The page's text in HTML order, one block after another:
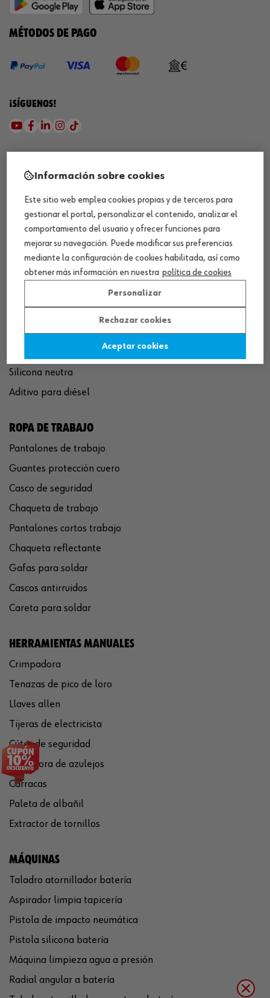
MÉTODOS DE PAGO
¡SÍGUENOS!
QUÍMICOS
Limpiador de frenos
Eliminador de óxido
Pegamento rápido
Limpiador de motor
Silicona neutra
Aditivo para diésel
ROPA DE TRABAJO
Pantalones de trabajo
Guantes protección cuero
Casco de seguridad
Chaqueta de trabajo
Pantalones cortos trabajo
Chaqueta reflectante
Gafas para soldar
Cascos antirruidos
Careta para soldar
HERRAMIENTAS MANUALES
Crimpadora
Tenazas de pico de loro
Llaves allen
Tijeras de electricista
Cúter de seguridad
Cortadora de azulejos
Carracas
Paleta de albañil
Extractor de tornillos
MÁQUINAS
Taladro atornillador batería
Aspirador limpia tapicería
Pistola de impacto neumática
Pistola silicona batería
Máquina limpieza agua a presión
Radial angular a batería
Información sobre cookies
Este sitio web emplea cookies propias y de terceros para
gestionar el portal, personalizar el contenido, analizar el
comportamiento del usuario y ofrecer funciones para
mejorar su navegación. Puede modificar sus preferencias
mediante la configuración de cookies habilitada, así como
obtener más información en nuestra política de cookies
Personalizar
Rechazar cookies
Aceptar cookies